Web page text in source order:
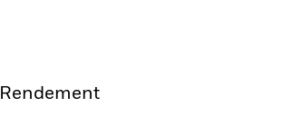
Rendement